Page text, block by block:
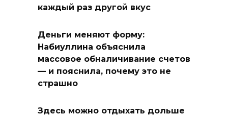
каждый раз другой вкус
Деньги меняют форму:
Набиуллина объяснила
массовое обналичивание счетов
— и пояснила, почему это не
страшно
Здесь можно отдыхать дольше